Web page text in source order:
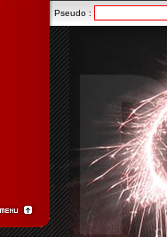
Pseudo :